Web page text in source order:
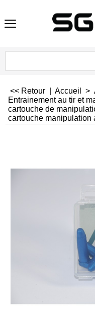
<< Retour Accueil >
Entrainement au tir et
cartouche de
cartouche manipulation